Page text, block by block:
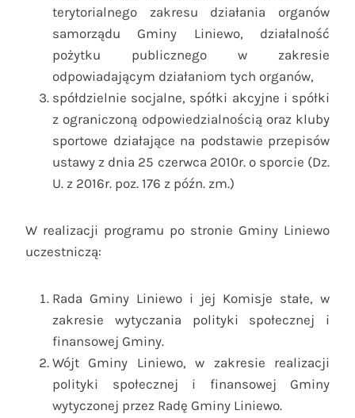
terytorialnego zakresu działania organów
samorządu Gminy Liniewo, działalność
pożytku publicznego w zakresie
odpowiadającym działaniom tych organów,
spółdzielnie socjalne, spółki akcyjne i spółki
z ograniczoną odpowiedzialnością oraz kluby
sportowe działające na podstawie przepisów
ustawy z dnia 25 czerwca 2010r. o sporcie (Dz.
U. z 2016r. poz. 176 z późn. zm.)
W realizacji programu po stronie Gminy Liniewo
uczestniczą:
Rada Gminy Liniewo i jej Komisje stałe, w
zakresie wytyczania polityki społecznej i
finansowej Gminy.
Wójt Gminy Liniewo, w zakresie realizacji
polityki społecznej i finansowej Gminy
wytyczonej przez Radę Gminy Liniewo.